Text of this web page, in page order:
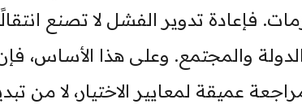
فإعادة تدوير الفشل لا تصنع
والمجتمع. وعلى هذا الأساس،
عميقة لمعايير الاختيار، لا من